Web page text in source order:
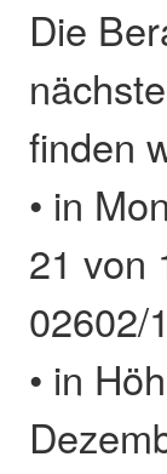
Die
finden
• in
21 von
02602/
• in